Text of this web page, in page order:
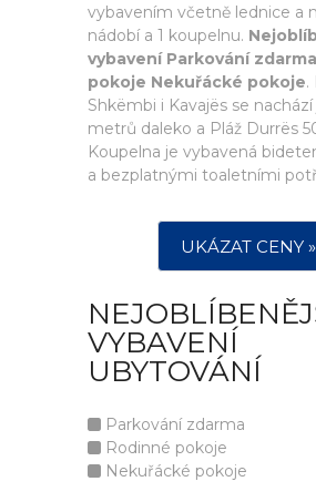
vybavením včetně lednice a
nádobí a 1 koupelnu.
vybavení Parkování
pokoje Nekuřácké pokoje.
Shkëmbi i Kavajës se
metrů daleko a Pláž Durrës
Koupelna je vybavená
a bezplatnými toaletními
UKÁZAT CENY »
VYBAVENÍ
UBYTOVÁNÍ
Parkování zdarma
Rodinné pokoje
Nekuřácké pokoje